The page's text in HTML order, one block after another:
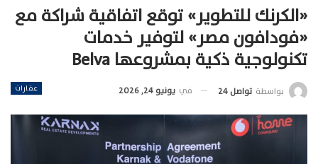
«الكرنك للتطوير» توقع اتفاقية شراكة مع
«فودافون مصر» لتوفير خدمات
تكنولوجية ذكية بمشروعها Belva
عقارات بواسطة تواصل 24 في يونيو 24, 2026